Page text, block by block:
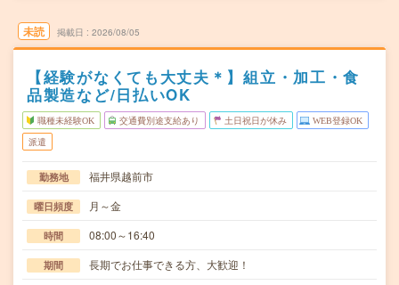
未読 掲載日 2026/08/05
【経験がなくても大丈夫＊】組立・加工・食
品製造など/日払いOK
職種未経験OK 交通費別途支給あり 土日祝日が休み WEB登録OK
派遣
勤務地 福井県越前市
曜日頻度 月～金
時間 08:00～16:40
期間 長期でお仕事できる方、大歓迎！